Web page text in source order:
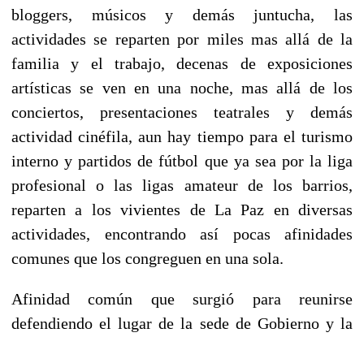
bloggers, músicos y demás juntucha, las
actividades se reparten por miles mas allá de la
familia y el trabajo, decenas de exposiciones
artísticas se ven en una noche, mas allá de los
conciertos, presentaciones teatrales y demás
actividad cinéfila, aun hay tiempo para el turismo
interno y partidos de fútbol que ya sea por la liga
profesional o las ligas amateur de los barrios,
reparten a los vivientes de La Paz en diversas
actividades, encontrando así pocas afinidades
comunes que los congreguen en una sola.
Afinidad común que surgió para reunirse
defendiendo el lugar de la sede de Gobierno y la